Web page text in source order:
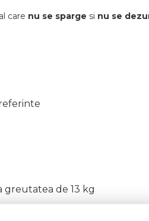
care nu se sparge si nu se
greutatea de 13 kg